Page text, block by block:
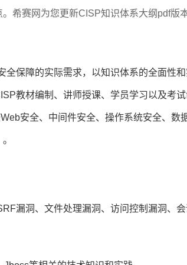
希赛网为您更新CISP知识体系大纲pdf版
保障的实际需求，以知识体系的全面性和
教材编制、讲师授课、学员学习以及考
安全、中间件安全、操作系统安全、数
漏洞、文件处理漏洞、访问控制漏洞、